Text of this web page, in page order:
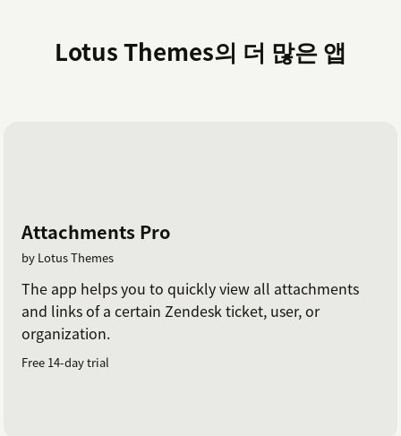
Lotus Themes의 더 많은 앱
Attachments Pro
by Lotus Themes
The app helps you to quickly view all attachments
and links of a certain Zendesk ticket, user, or
organization.
Free 14-day trial